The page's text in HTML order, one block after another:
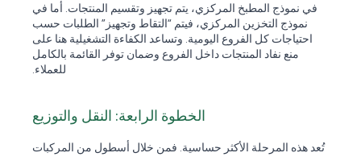
في نموذج المطبخ المركزي، يتم تجهيز وتقسيم المنتجات. أما في
نموذج التخزين المركزي، فيتم “التقاط وتجهيز” الطلبات حسب
احتياجات كل الفروع اليومية. وتساعد الكفاءة التشغيلية هنا على
منع نفاد المنتجات داخل الفروع وضمان توفر القائمة بالكامل
للعملاء.
الخطوة الرابعة: النقل والتوزيع
تُعد هذه المرحلة الأكثر حساسية. فمن خلال أسطول من المركبات